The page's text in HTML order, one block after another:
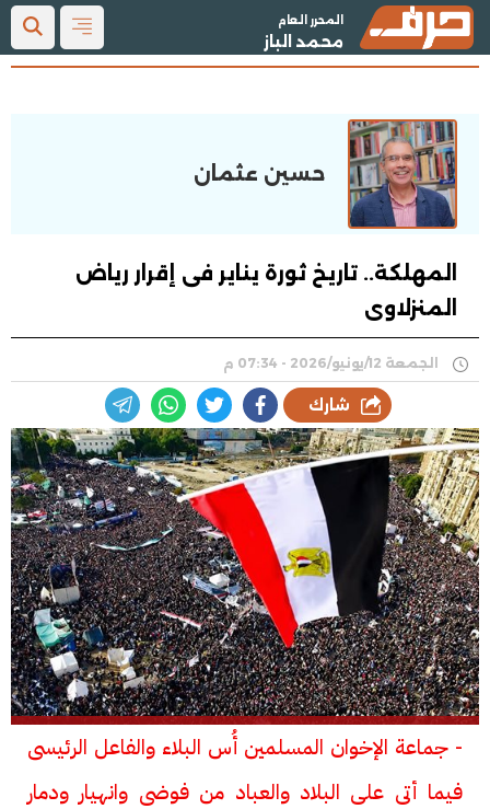
المحرر العام
محمد الباز
حسين عثمان
المهلكة.. تاريخ ثورة يناير فى إقرار رياض
المنزلاوى
الجمعة 12/يونيو/2026 - 07:34 م
شارك
- جماعة الإخوان المسلمين أُس البلاء والفاعل الرئيسى
فيما أتى على البلاد والعباد من فوضى وانهيار ودمار